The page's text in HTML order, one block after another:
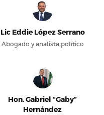
Lic Eddie López Serrano
Abogado y analista político
Hon. Gabriel “Gaby”
Hernández